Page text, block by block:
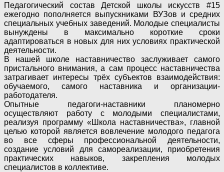
Педагогический состав Детской школы искусств #15
ежегодно пополняется выпускниками ВУЗов и средних
специальных учебных заведений. Молодые специалисты
вынуждены в максимально короткие сроки
адаптироваться в новых для них условиях практической
деятельности.
В нашей школе наставничество заслуживает самого
пристального внимания, а сам процесс наставничества
затрагивает интересы трёх субъектов взаимодействия:
обучаемого, самого наставника и организации-
работодателя.
Опытные педагоги-наставники планомерно
осуществляют работу с молодыми специалистами,
реализуя программу «Школа наставничества», главной
целью которой является вовлечение молодого педагога
во все сферы профессиональной деятельности,
создание условий для самореализации, приобретения
практических навыков, закрепления молодых
специалистов в коллективе.